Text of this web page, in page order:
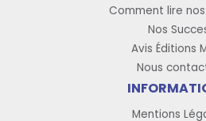
Comment lire
Nos
Avis Éditions
Nous
Mentions